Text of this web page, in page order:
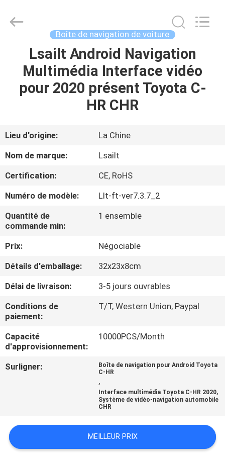
MAISON
PRODUITS
AU
DE
NOUS
VISITE
D'USINE
CONTRÔLE
DE
QUALITÉ
CONTACTEZ-
NOUS
CAS
Automobile
Electron
Boîte de navigation de voiture
Lsailt Android Navigation
Multimédia Interface vidéo
pour 2020 présent Toyota C-
HR CHR
Lieu d'origine:
La Chine
Nom de marque:
Lsailt
Certification:
CE, RoHS
Numéro de modèle:
Llt-ft-ver7.3.7_2
Quantité de
commande min:
1 ensemble
Prix:
Négociable
Détails d'emballage:
32x23x8cm
Délai de livraison:
3-5 jours ouvrables
Conditions de
paiement:
T/T, Western Union, Paypal
Capacité
d'approvisionnement:
10000PCS/Month
Surligner:
Boîte de navigation pour Android Toyota
C-HR
,
Interface multimédia Toyota C-HR 2020,
Système de vidéo-navigation automobile
CHR
MEILLEUR PRIX